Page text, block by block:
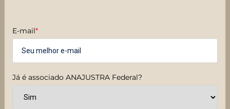
E-mail*
Já é associado ANAJUSTRA Federal?